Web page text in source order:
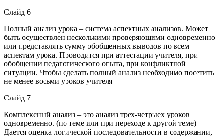
Слайд 6
Полный анализ урока – система аспектных анализов. Может
быть осуществлен несколькими проверяющими одновременно
или представлять сумму обобщенных выводов по всем
аспектам урока. Проводится при аттестации учителя, при
обобщении педагогического опыта, при конфликтной
ситуации. Чтобы сделать полный анализ необходимо посетить
не менее восьми уроков учителя
Слайд 7
Комплексный анализ – это анализ трех-четрыех уроков
одновременно. (по теме или при переходе к другой теме).
Дается оценка логической последовательности в содержании,